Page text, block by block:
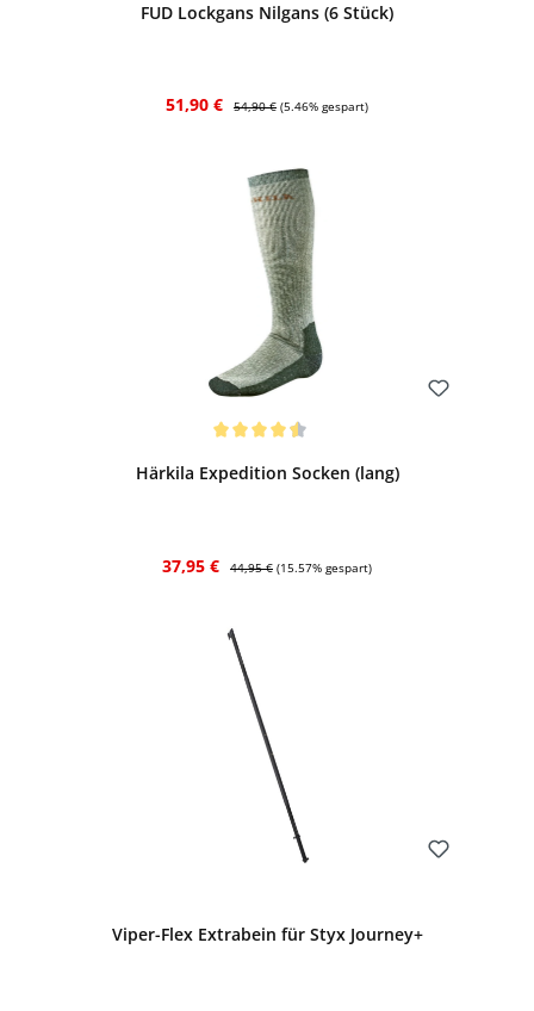
FUD Lockgans Nilgans (6 Stück)
Verkaufspreis:
51,90 € Regulärer Preis:
54,90 € (5.46% gespart)
Härkila Expedition Socken (lang)
Verkaufspreis:
37,95 € Regulärer Preis:
44,95 € (15.57% gespart)
Viper-Flex Extrabein für Styx Journey+